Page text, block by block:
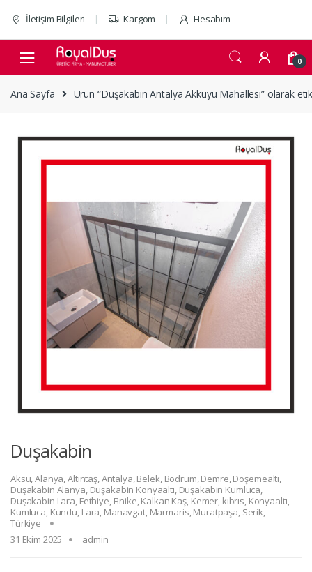
İletişim Bilgileri Kargom Hesabım
0
Ana Sayfa Ürün “Duşakabin Antalya Akkuyu Mahallesi” olarak
Duşakabin
Aksu,Alanya,Altıntaş,Antalya,Belek, Bodrum,Demre,Döşemealtı,
Duşakabin Alanya, Duşakabin Konyaaltı, Duşakabin Kumluca,
Duşakabin Lara, Fethiye, Finike,Kalkan Kaş, Kemer, kıbrıs, Konyaaltı,
Kumluca, Kundu, Lara, Manavgat, Marmaris,Muratpaşa, Serik,
Türkiye
31 Ekim 2025
admin